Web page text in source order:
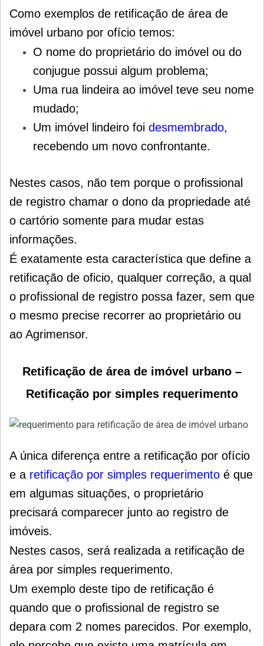
Como exemplos de retificação de área de
imóvel urbano por ofício temos:
O nome do proprietário do imóvel ou do
conjugue possui algum problema;
Uma rua lindeira ao imóvel teve seu nome
mudado;
Um imóvel lindeiro foi desmembrado,
recebendo um novo confrontante.
Nestes casos, não tem porque o profissional
de registro chamar o dono da propriedade até
o cartório somente para mudar estas
informações.
É exatamente esta característica que define a
retificação de oficio, qualquer correção, a qual
o profissional de registro possa fazer, sem que
o mesmo precise recorrer ao proprietário ou
ao Agrimensor.
Retificação de área de imóvel urbano –
Retificação por simples requerimento
A única diferença entre a retificação por ofício
e a retificação por simples requerimento é que
em algumas situações, o proprietário
precisará comparecer junto ao registro de
imóveis.
Nestes casos, será realizada a retificação de
área por simples requerimento.
Um exemplo deste tipo de retificação é
quando que o profissional de registro se
depara com 2 nomes parecidos. Por exemplo,